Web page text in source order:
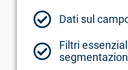
Dati sul
Filtri